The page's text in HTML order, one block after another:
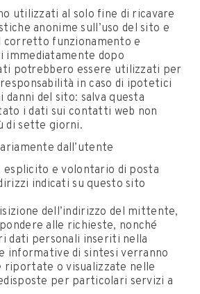
utilizzati al solo fine di ricavare
anonime sull’uso del sito e
funzionamento e
immediatamente dopo
potrebbero essere utilizzati per
in caso di ipotetici
del sito: salva questa
i dati sui contatti web non
di sette giorni.
dall’utente
esplicito e volontario di posta
indicati su questo sito
dell’indirizzo del mittente,
alle richieste, nonché
dati personali inseriti nella
informative di sintesi verranno
riportate o visualizzate nelle
per particolari servizi a